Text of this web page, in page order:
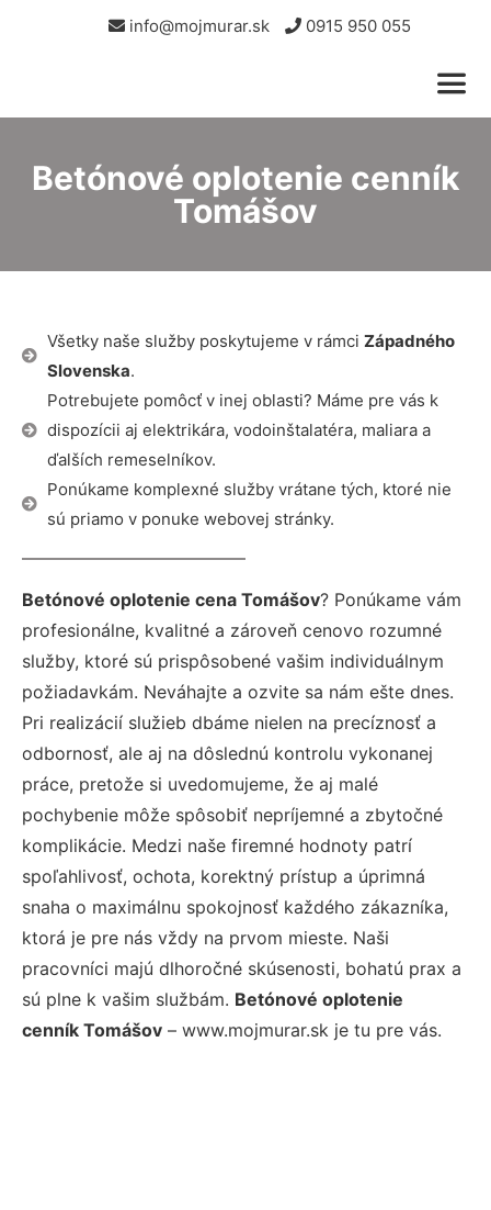
info@mojmurar.sk 0915 950 055
Betónové oplotenie cenník
Tomášov
Všetky naše služby poskytujeme v rámci Západného
Slovenska.
Potrebujete pomôcť v inej oblasti? Máme pre vás k
dispozícii aj elektrikára, vodoinštalatéra, maliara a
ďalších remeselníkov.
Ponúkame komplexné služby vrátane tých, ktoré nie
sú priamo v ponuke webovej stránky.
Betónové oplotenie cena Tomášov? Ponúkame vám
profesionálne, kvalitné a zároveň cenovo rozumné
služby, ktoré sú prispôsobené vašim individuálnym
požiadavkám. Neváhajte a ozvite sa nám ešte dnes.
Pri realizácií služieb dbáme nielen na precíznosť a
odbornosť, ale aj na dôslednú kontrolu vykonanej
práce, pretože si uvedomujeme, že aj malé
pochybenie môže spôsobiť nepríjemné a zbytočné
komplikácie. Medzi naše firemné hodnoty patrí
spoľahlivosť, ochota, korektný prístup a úprimná
snaha o maximálnu spokojnosť každého zákazníka,
ktorá je pre nás vždy na prvom mieste. Naši
pracovníci majú dlhoročné skúsenosti, bohatú prax a
sú plne k vašim službám. Betónové oplotenie
cenník Tomášov – www.mojmurar.sk je tu pre vás.